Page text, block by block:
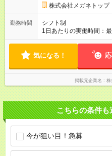
株式会社メガネトップ
勤務時間
シフト制
1日あたりの実働時間：
※1日6h以上、 土日含む
ワーク不可
気になる！
掲載元企業名 株
こちらの条件も
今が狙い目！急募